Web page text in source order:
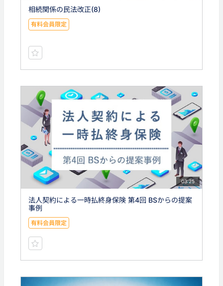
相続関係の民法改正(8)
有料会員限定
03:25
法人契約による一時払終身保険 第4回 BSからの提案
事例
有料会員限定